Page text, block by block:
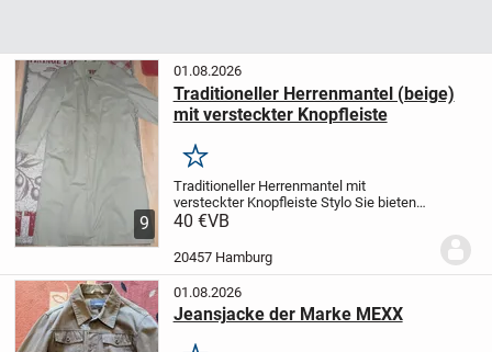
9
01.08.2026
Traditioneller Herrenmantel (beige)
mit versteckter Knopfleiste
Merken
Traditioneller Herrenmantelmit
versteckter Knopfleiste Stylo Sie bieten
hier auf einen Mantel, für jede Jahreszeit,
Reißverschluss herausgelöst werden...
40 €VB
20457 Hamburg
01.08.2026
Jeansjacke der Marke MEXX